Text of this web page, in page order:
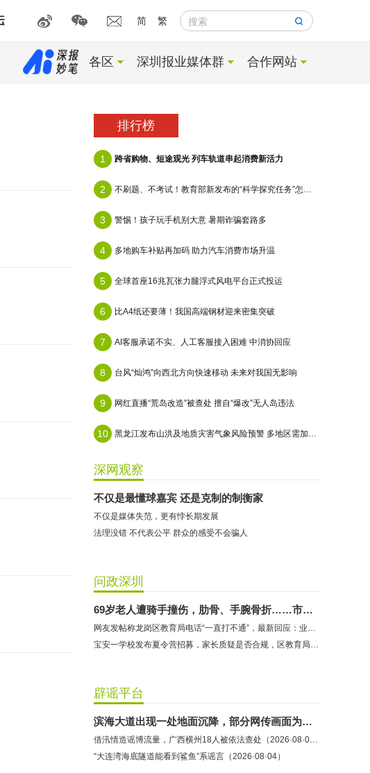
简 繁 搜索
各区 深圳报业媒体群 合作网站
排行榜
1 跨省购物、短途观光 列车轨道串起消费新活力
2 不刷题、不考试！教育部新发布的“科学探究任务”怎么做？
3 警惕！孩子玩手机别大意 暑期诈骗套路多
4 多地购车补贴再加码 助力汽车消费市场升温
5 全球首座16兆瓦张力腿浮式风电平台正式投运
6 比A4纸还要薄！我国高端钢材迎来密集突破
7 AI客服承诺不实、人工客服接入困难 中消协回应
8 台风“灿鸿”向西北方向快速移动 未来对我国无影响
9 网红直播“荒岛改造”被查处 擅自“爆改”无人岛违法
10 黑龙江发布山洪及地质灾害气象风险预警 多地区需加强防范
深网观察
不仅是最懂球嘉宾 还是克制的制衡家
不仅是媒体失范，更有悖长期发展
​法理没错 不代表公平 群众的感受不会骗人
问政深圳
69岁老人遭骑手撞伤，肋骨、手腕骨折……市民称肇事方拒绝出具赔偿方案，交管：依法依规核查处置
网友发帖称龙岗区教育局电话“一直打不通”，最新回应：业务人员因公外出未能及时接听
宝安一学校发布夏令营招募，家长质疑是否合规，区教育局这样回应
辟谣平台
滨海大道出现一处地面沉降，部分网传画面为虚假不实信息
借汛情造谣博流量，广西横州18人被依法查处（2026·08·05）
“大连湾海底隧道能看到鲨鱼”系谣言（2026·08·04）
哈尔特健身：商家拒不配合调解
龅牙兔儿童情商训练营：商家承诺退费未履行
元宵佳节，发生了“甜蜜的烦恼”该怎么办？